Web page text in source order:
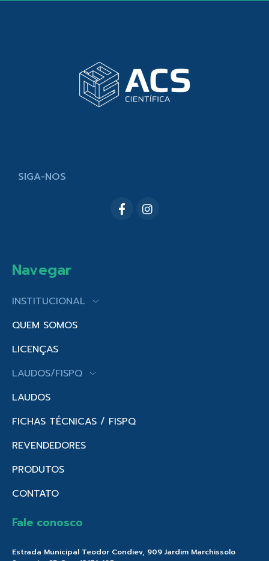
SIGA-NOS
Navegar
INSTITUCIONAL
QUEM SOMOS
LICENÇAS
LAUDOS/FISPQ
LAUDOS
FICHAS TÉCNICAS / FISPQ
REVENDEDORES
PRODUTOS
CONTATO
Fale conosco
Estrada Municipal Teodor Condiev, 909 Jardim Marchissolo